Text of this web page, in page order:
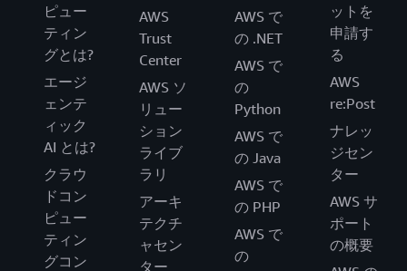
ピュー
ティン
グとは?
エージ
ェンテ
ィック
AI とは?
クラウ
ドコン
ピュー
ティン
グコン
AWS
Trust
Center
AWS ソ
リュー
ション
ライブ
ラリ
アーキ
テクチ
ャセン
ター
AWS で
の .NET
AWS で
の
Python
AWS で
の Java
AWS で
の PHP
AWS で
の
ットを
申請す
る
AWS
re:Post
ナレッ
ジセン
ター
AWS サ
ポート
の概要